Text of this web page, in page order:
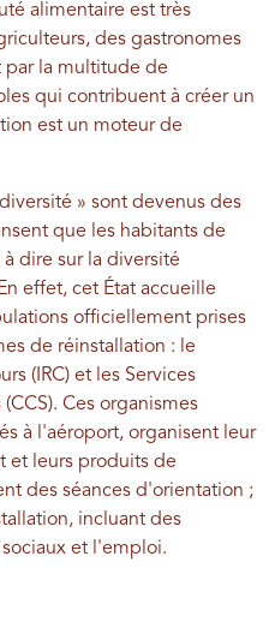
alimentaire est très
des gastronomes
par la multitude de
qui contribuent à créer un
est un moteur de
» sont devenus des
que les habitants de
dire sur la diversité
effet, cet État accueille
officiellement prises
de réinstallation : le
(IRC) et les Services
Ces organismes
à l'aéroport, organisent leur
et leurs produits de
des séances d'orientation ;
incluant des
et l'emploi.